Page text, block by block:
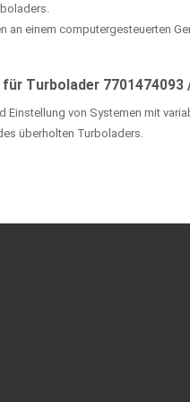
an einem computergesteuerten
Turbolader 7701474093
Einstellung von Systemen mit
überholten Turboladers.